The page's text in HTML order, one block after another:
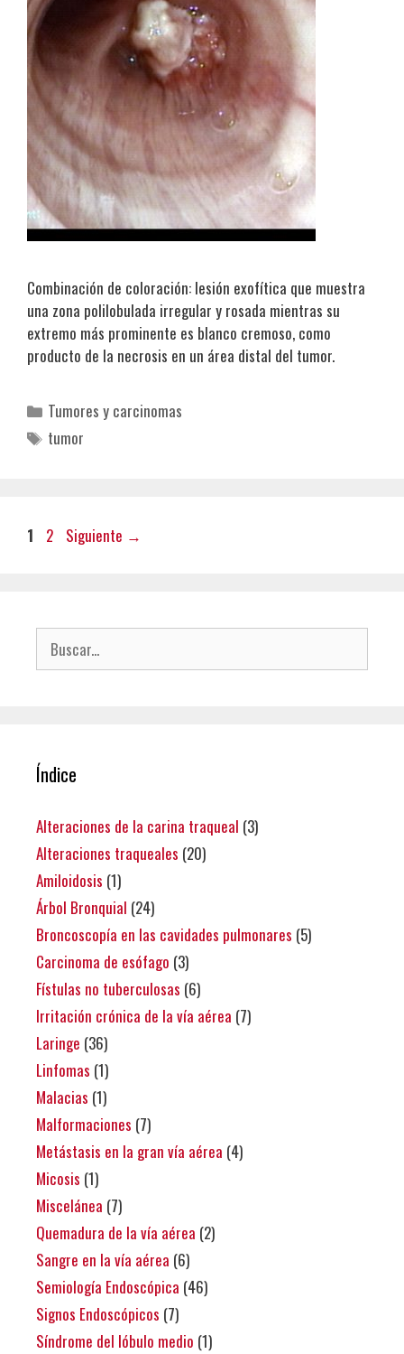
Combinación de coloración: lesión exofítica que muestra
una zona polilobulada irregular y rosada mientras su
extremo más prominente es blanco cremoso, como
producto de la necrosis en un área distal del tumor.
Categorías
Tumores y carcinomas
Etiquetas
tumor
Página
1 Página
2 Siguiente →
Buscar:
Índice
Alteraciones de la carina traqueal (3)
Alteraciones traqueales (20)
Amiloidosis (1)
Árbol Bronquial (24)
Broncoscopía en las cavidades pulmonares (5)
Carcinoma de esófago (3)
Fístulas no tuberculosas (6)
Irritación crónica de la vía aérea (7)
Laringe (36)
Linfomas (1)
Malacias (1)
Malformaciones (7)
Metástasis en la gran vía aérea (4)
Micosis (1)
Miscelánea (7)
Quemadura de la vía aérea (2)
Sangre en la vía aérea (6)
Semiología Endoscópica (46)
Signos Endoscópicos (7)
Síndrome del lóbulo medio (1)